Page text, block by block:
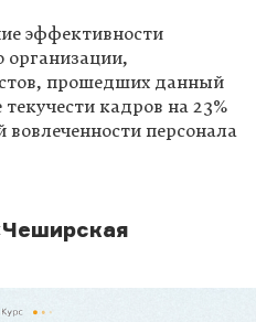
эффективности
организации,
прошедших данный
кадров на 23%
персонала